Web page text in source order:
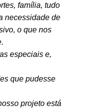
família, tudo
necessidade de
o que nos
especiais e,
que pudesse
projeto está